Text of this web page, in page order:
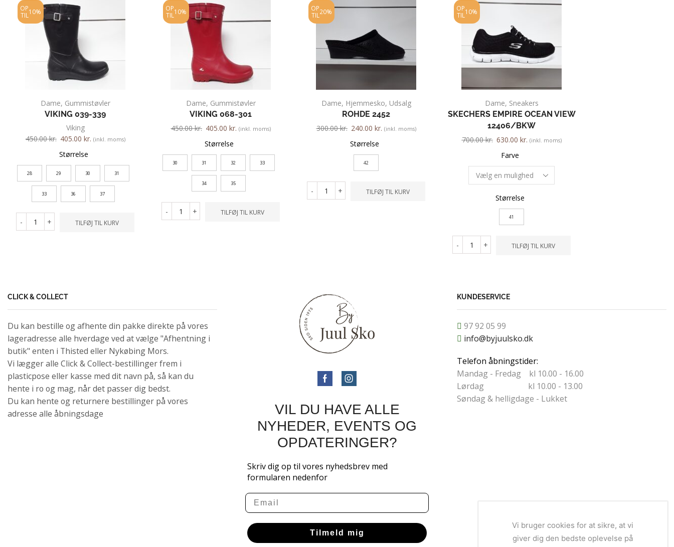
OP
TIL 10%
Dame, Gummistøvler
VIKING 039-339
Viking
450.00kr. 405.00 kr. (inkl. moms)
Størrelse
28 29 30 31
33 36 37
- + TILFØJ TIL KURV
OP
TIL 10%
Dame, Gummistøvler
VIKING 068-301
450.00kr. 405.00 kr. (inkl. moms)
Størrelse
30 31 32 33
34 35
- + TILFØJ TIL KURV
OP
TIL 20%
Dame, Hjemmesko, Udsalg
ROHDE 2452
300.00kr. 240.00 kr. (inkl. moms)
Størrelse
42
- + TILFØJ TIL KURV
OP
TIL 10%
Dame, Sneakers
SKECHERS EMPIRE OCEAN VIEW
12406/BKW
700.00kr. 630.00 kr. (inkl. moms)
Farve
Størrelse
41
- + TILFØJ TIL KURV
CLICK & COLLECT
Du kan bestille og afhente din pakke direkte på vores
lageradresse alle hverdage ved at vælge "Afhentning i
butik" enten i Thisted eller Nykøbing Mors.
Vi lægger alle Click & Collect-bestillinger frem i
plasticpose eller kasse med dit navn på, så kan du
hente i ro og mag, når det passer dig bedst.
Du kan hente og returnere bestillinger på vores
adresse alle åbningsdage
VIL DU HAVE ALLE
NYHEDER, EVENTS OG
OPDATERINGER?
Skriv dig op til vores nyhedsbrev med
formularen nedenfor
Email
Tilmeld mig
KUNDESERVICE
97 92 05 99
info@byjuulsko.dk
Telefon åbningstider:
Mandag - Fredag kl 10.00 - 16.00
Lørdag kl 10.00 - 13.00
Søndag & helligdage - Lukket
Vi bruger cookies for at sikre, at vi
giver dig den bedste oplevelse på